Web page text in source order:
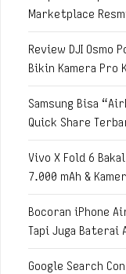
Marketplace
Review DJI Osmo
Bikin Kamera Pro
Samsung Bisa
Quick Share
Vivo X Fold 6
7.000 mAh &
Bocoran iPhone
Tapi Juga Baterai
Google Search